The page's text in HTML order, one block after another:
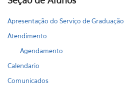
Apresentação do Serviço de Graduação
Atendimento
Agendamento
Calendario
Comunicados